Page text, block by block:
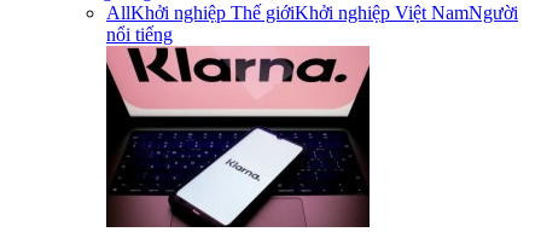
AllKhởi nghiệp Thế giớiKhởi nghiệp Việt NamNgười
nổi tiếng